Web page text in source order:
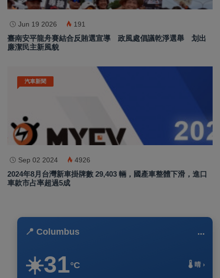
Jun 19 2026 191
臺南安平龍舟賽結合反賄選宣導 政風處倡議乾淨選舉 划出
廉潔民主新風貌
汽車新聞
Sep 02 2024 4926
2024年8月台灣新車掛牌數 29,403 輛，國產車整體下滑，進口
車款市占率超過5成
📍 Columbus ...
☀️31°C 🌡️ 晴 ›